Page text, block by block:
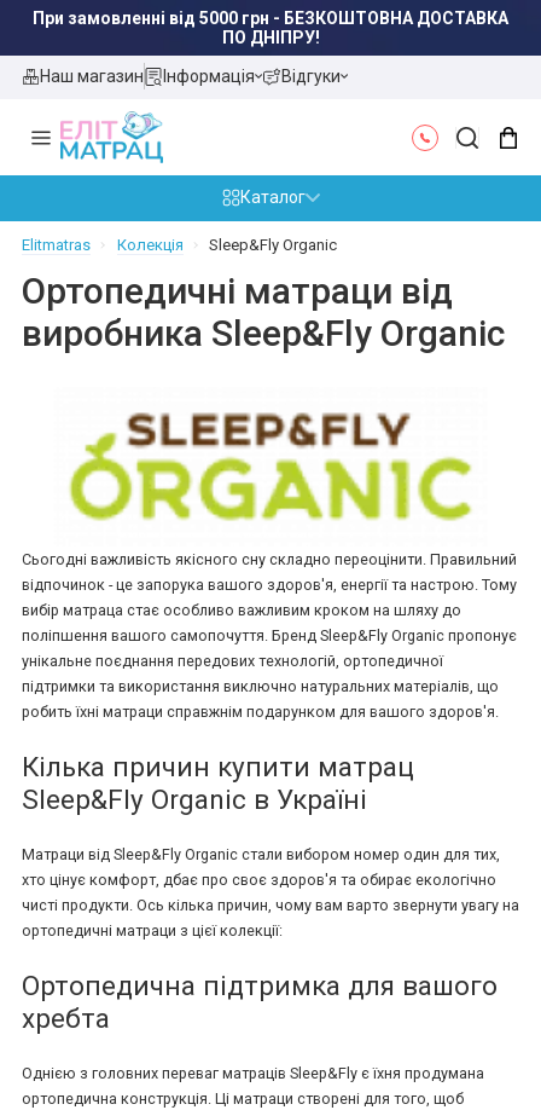
При замовленні від 5000 грн - БЕЗКОШТОВНА ДОСТАВКА
ПО ДНІПРУ!
Наш магазин
Інформація Відгуки
Каталог
Elitmatras Колекція Sleep&Fly Organic
Ортопедичні матраци від
виробника Sleep&Fly Organic
Сьогодні важливість якісного сну складно переоцінити. Правильний
відпочинок - це запорука вашого здоров'я, енергії та настрою. Тому
вибір матраца стає особливо важливим кроком на шляху до
поліпшення вашого самопочуття. Бренд Sleep&Fly Organic пропонує
унікальне поєднання передових технологій, ортопедичної
підтримки та використання виключно натуральних матеріалів, що
робить їхні матраци справжнім подарунком для вашого здоров'я.
Кілька причин купити матрац
Sleep&Fly Organic в Україні
Матраци від Sleep&Fly Organic стали вибором номер один для тих,
хто цінує комфорт, дбає про своє здоров'я та обирає екологічно
чисті продукти. Ось кілька причин, чому вам варто звернути увагу на
ортопедичні матраци з цієї колекції:
Ортопедична підтримка для вашого
хребта
Однією з головних переваг матраців Sleep&Fly є їхня продумана
ортопедична конструкція. Ці матраци створені для того, щоб